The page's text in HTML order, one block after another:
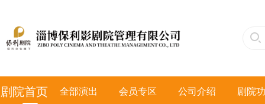
剧院首页 全部演出 会员专区 公司介绍 剧院